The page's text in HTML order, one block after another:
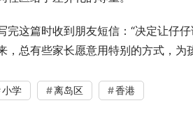
写完这篇时收到朋友短信：“决定让仔
，总有些家长愿意用特别的方式，为
小学 离岛区 香港